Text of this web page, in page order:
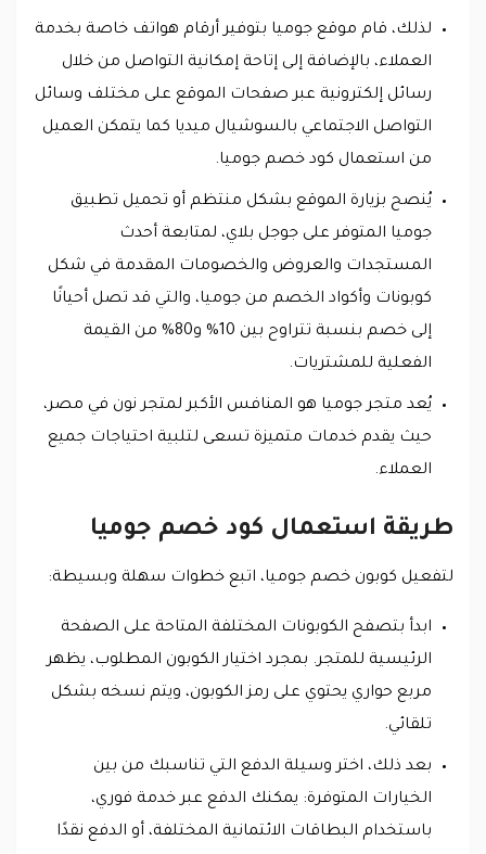
لذلك، قام موقع جوميا بتوفير أرقام هواتف خاصة بخدمة
العملاء، بالإضافة إلى إتاحة إمكانية التواصل من خلال
رسائل إلكترونية عبر صفحات الموقع على مختلف وسائل
التواصل الاجتماعي بالسوشيال ميديا كما يتمكن العميل
من استعمال كود خصم جوميا.
يُنصح بزيارة الموقع بشكل منتظم أو تحميل تطبيق
جوميا المتوفر على جوجل بلاي، لمتابعة أحدث
المستجدات والعروض والخصومات المقدمة في شكل
كوبونات وأكواد الخصم من جوميا، والتي قد تصل أحيانًا
إلى خصم بنسبة تتراوح بين 10% و80% من القيمة
الفعلية للمشتريات.
يُعد متجر جوميا هو المنافس الأكبر لمتجر نون في مصر،
حيث يقدم خدمات متميزة تسعى لتلبية احتياجات جميع
العملاء.
طريقة استعمال كود خصم جوميا
لتفعيل كوبون خصم جوميا، اتبع خطوات سهلة وبسيطة:
ابدأ بتصفح الكوبونات المختلفة المتاحة على الصفحة
الرئيسية للمتجر. بمجرد اختيار الكوبون المطلوب، يظهر
مربع حواري يحتوي على رمز الكوبون، ويتم نسخه بشكل
تلقائي.
بعد ذلك، اختر وسيلة الدفع التي تناسبك من بين
الخيارات المتوفرة: يمكنك الدفع عبر خدمة فوري،
باستخدام البطاقات الائتمانية المختلفة، أو الدفع نقدًا